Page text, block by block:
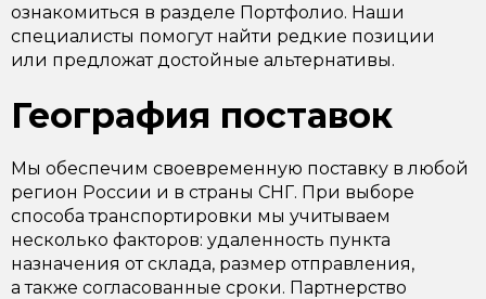
ознакомиться в разделе Портфолио. Наши
специалисты помогут найти редкие позиции
или предложат достойные альтернативы.
География поставок
Мы обеспечим своевременную поставку в любой
регион России и в страны СНГ. При выборе
способа транспортировки мы учитываем
несколько факторов: удаленность пункта
назначения от склада, размер отправления,
а также согласованные сроки. Партнерство